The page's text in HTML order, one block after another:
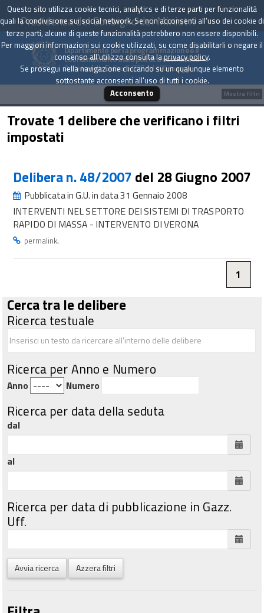
Presidenza del Consiglio dei Ministri
Dipartimento per la programmazione e il
coordinamento della politica economica
Archivio delle Delibere CIPE dal 1967 a oggi
Trovate 1 delibere che verificano i filtri
impostati
Delibera n. 48/2007 del 28 Giugno 2007
Pubblicata in G.U. in data 31 Gennaio 2008
INTERVENTI NEL SETTORE DEI SISTEMI DI TRASPORTO
RAPIDO DI MASSA - INTERVENTO DI VERONA
permalink.
1
Cerca tra le delibere
Ricerca testuale
Ricerca per Anno e Numero
Anno Numero
Ricerca per data della seduta
dal
al
Ricerca per data di pubblicazione in Gazz.
Uff.
Avvia ricerca Azzera filtri
Mostra filtri
Questo sito utilizza cookie tecnici, analytics e di terze parti per funzionalità
quali la condivisione sui social network. Se non acconsenti all'uso dei cookie di
terze parti, alcune di queste funzionalità potrebbero non essere disponibili.
Per maggiori informazioni sui cookie utilizzati, su come disabilitarli o negare il
consenso all'utilizzo consulta laprivacy policy.
Se prosegui nella navigazione cliccando su un qualunque elemento
sottostante acconsenti all'uso di tutti i cookie.
Acconsento